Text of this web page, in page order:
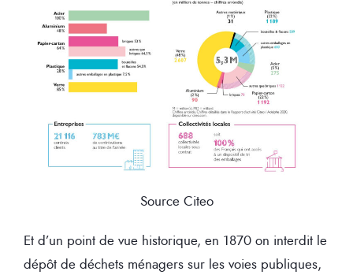
Source Citeo
Et d’un point de vue historique, en 1870 on interdit le
dépôt de déchets ménagers sur les voies publiques,